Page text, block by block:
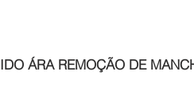
ÁRA REMOÇÃO DE